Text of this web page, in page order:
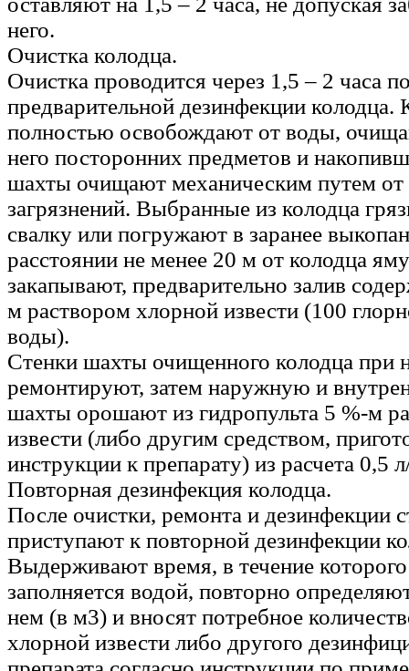
него.
Очистка колодца.
Очистка проводится через 1,5 – 2 часа
предварительной дезинфекции колодца.
полностью освобождают от воды,
него посторонних предметов и
шахты очищают механическим путем от
загрязнений. Выбранные из колодца
свалку или погружают в заранее
расстоянии не менее 20 м от колодца
закапывают, предварительно залив
м раствором хлорной извести (100
воды).
Стенки шахты очищенного колодца при
ремонтируют, затем наружную и
шахты орошают из гидропульта 5 %-м
извести (либо другим средством,
инструкции к препарату) из расчета 0,5
Повторная дезинфекция колодца.
После очистки, ремонта и дезинфекции
приступают к повторной дезинфекции
Выдерживают время, в течение
заполняется водой, повторно
нем (в м3) и вносят потребное
хлорной извести либо другого